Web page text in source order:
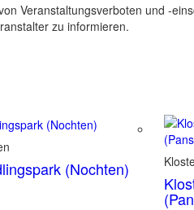
Veranstaltungsverboten und -
zu informieren.
(Nochten)